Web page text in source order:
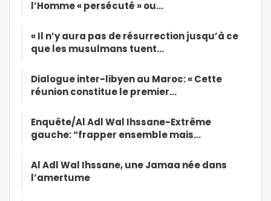
l’Homme « persécuté » ou…
« Il n’y aura pas de résurrection jusqu’à ce
que les musulmans tuent…
Dialogue inter-libyen au Maroc: « Cette
réunion constitue le premier…
Enquête/Al Adl Wal Ihssane-Extrême
gauche: “frapper ensemble mais…
Al Adl Wal Ihssane, une Jamaa née dans
l’amertume